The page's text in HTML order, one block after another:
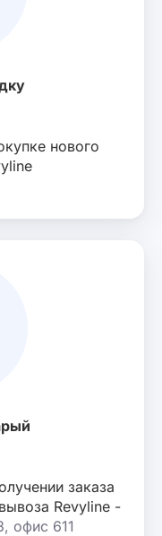
нового
заказа
Revyline -
офис 611